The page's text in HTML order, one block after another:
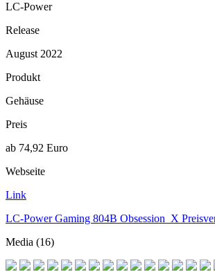
LC-Power
Release
August 2022
Produkt
Gehäuse
Preis
ab 74,92 Euro
Webseite
Link
LC-Power Gaming 804B Obsession_X
Media (16)